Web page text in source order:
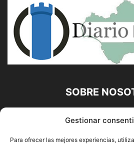
Gestionar
Para ofrecer las mejores experiencias,
SOBRE
Diario Alhaurín
Francisco E. López López | 639
Alhaurín de la Torre,